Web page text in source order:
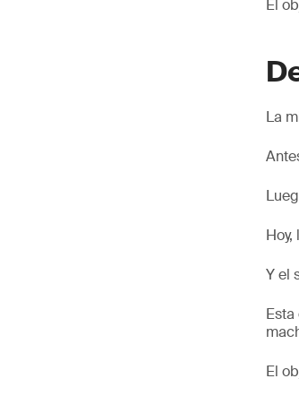
El
La
Y el
El